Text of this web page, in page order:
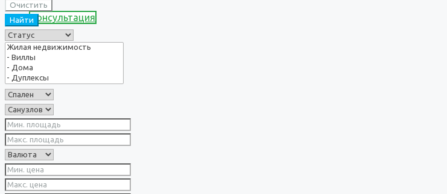
Консультация
Очистить
Найти